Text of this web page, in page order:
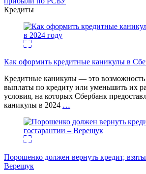
Кредиты
Как оформить кредитные каникулы в
Кредитные каникулы — это возможность
выплаты по кредиту или уменьшить их
условия, на которых Сбербанк
каникулы в 2024 …
Порошенко должен вернуть кредит,
Верещук